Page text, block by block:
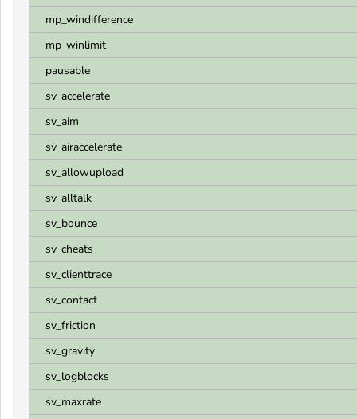
mp_windifference
mp_winlimit
pausable
sv_accelerate
sv_aim
sv_airaccelerate
sv_allowupload
sv_alltalk
sv_bounce
sv_cheats
sv_clienttrace
sv_contact
sv_friction
sv_gravity
sv_logblocks
sv_maxrate